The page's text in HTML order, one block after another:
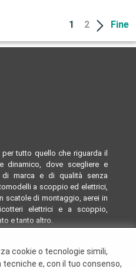
cookie o tecnologie simili,
e, con il tuo consenso,
1 2 Fine
tutto quello che riguarda il
dinamico, dove scegliere e
di marca e di qualità senza
a scoppio ed elettrici,
scatole di montaggio, aerei in
elettrici e a scoppio,
e tanto altro.